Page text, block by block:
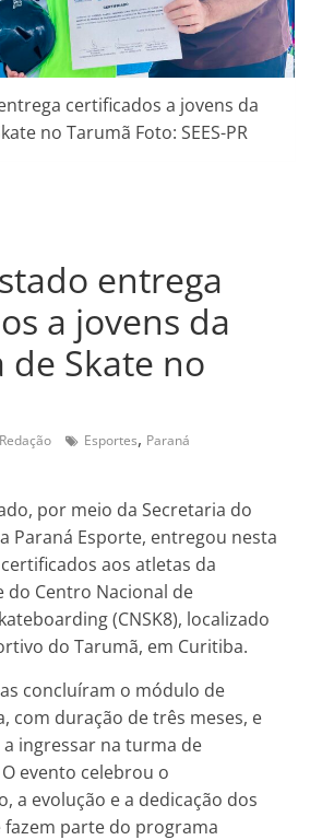
certificados a jovens da
no Tarumã Foto: SEES-PR
entrega
a jovens da
de Skate no
Redação Esportes, Paraná
por meio da Secretaria do
Paraná Esporte, entregou nesta
aos atletas da
do Centro Nacional de
(CNSK8), localizado
do Tarumã, em Curitiba.
concluíram o módulo de
com duração de três meses, e
ingressar na turma de
evento celebrou o
a evolução e a dedicação dos
fazem parte do programa